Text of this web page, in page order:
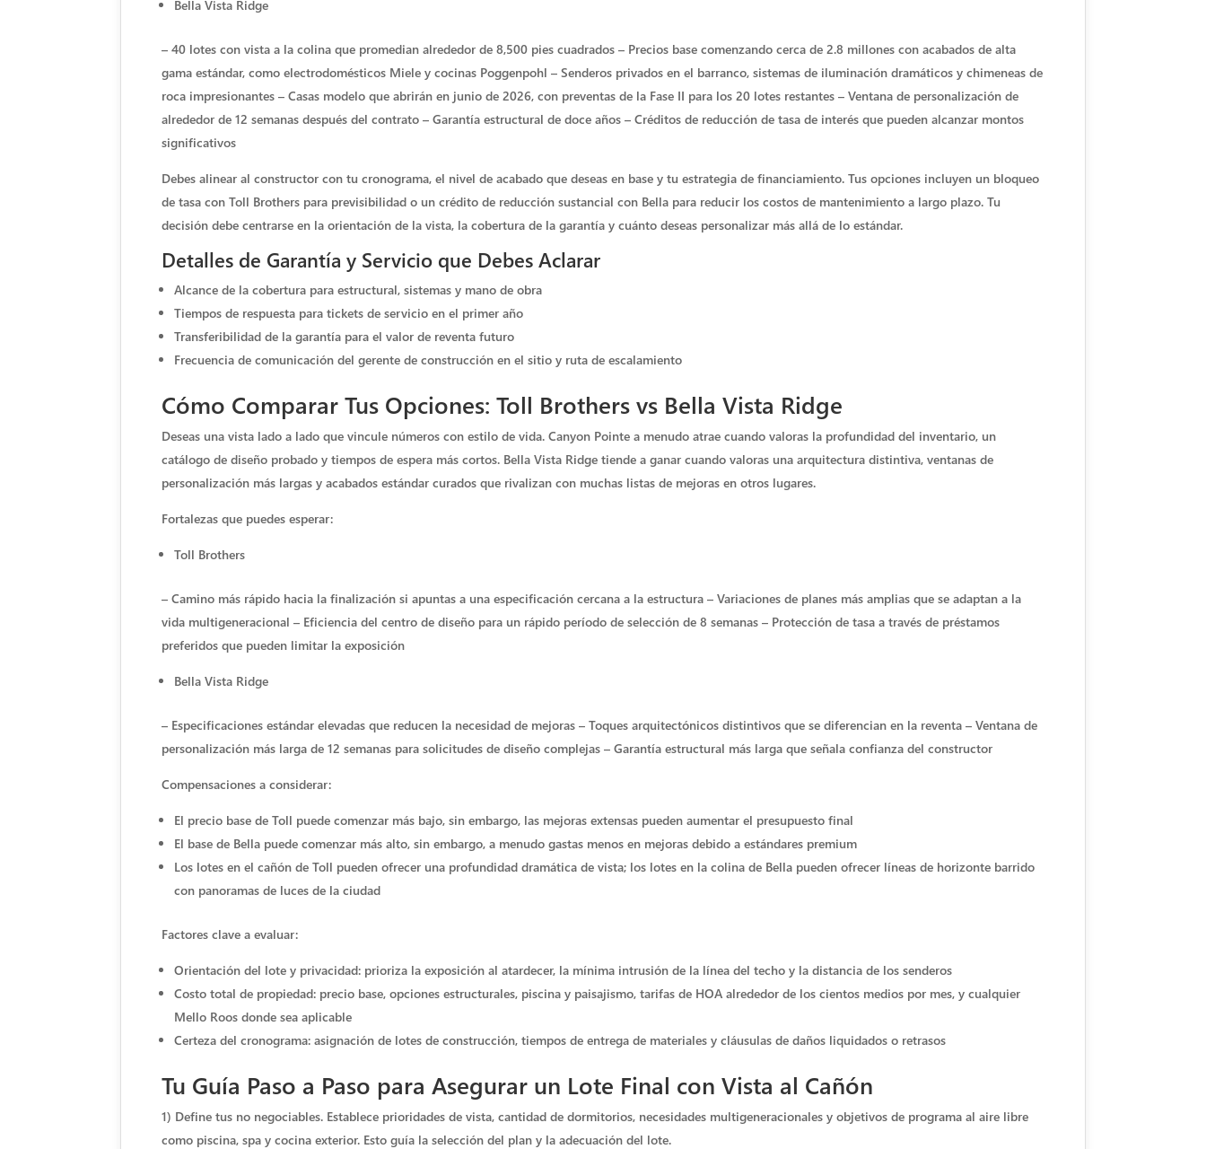
Bella Vista Ridge
– 40 lotes con vista a la colina que promedian alrededor de 8,500 pies cuadrados – Precios base comenzando cerca de 2.8 millones con acabados de alta
gama estándar, como electrodomésticos Miele y cocinas Poggenpohl – Senderos privados en el barranco, sistemas de iluminación dramáticos y chimeneas de
roca impresionantes – Casas modelo que abrirán en junio de 2026, con preventas de la Fase II para los 20 lotes restantes – Ventana de personalización de
alrededor de 12 semanas después del contrato – Garantía estructural de doce años – Créditos de reducción de tasa de interés que pueden alcanzar montos
significativos
Debes alinear al constructor con tu cronograma, el nivel de acabado que deseas en base y tu estrategia de financiamiento. Tus opciones incluyen un bloqueo
de tasa con Toll Brothers para previsibilidad o un crédito de reducción sustancial con Bella para reducir los costos de mantenimiento a largo plazo. Tu
decisión debe centrarse en la orientación de la vista, la cobertura de la garantía y cuánto deseas personalizar más allá de lo estándar.
Detalles de Garantía y Servicio que Debes Aclarar
Alcance de la cobertura para estructural, sistemas y mano de obra
Tiempos de respuesta para tickets de servicio en el primer año
Transferibilidad de la garantía para el valor de reventa futuro
Frecuencia de comunicación del gerente de construcción en el sitio y ruta de escalamiento
Cómo Comparar Tus Opciones: Toll Brothers vs Bella Vista Ridge
Deseas una vista lado a lado que vincule números con estilo de vida. Canyon Pointe a menudo atrae cuando valoras la profundidad del inventario, un
catálogo de diseño probado y tiempos de espera más cortos. Bella Vista Ridge tiende a ganar cuando valoras una arquitectura distintiva, ventanas de
personalización más largas y acabados estándar curados que rivalizan con muchas listas de mejoras en otros lugares.
Fortalezas que puedes esperar:
Toll Brothers
– Camino más rápido hacia la finalización si apuntas a una especificación cercana a la estructura – Variaciones de planes más amplias que se adaptan a la
vida multigeneracional – Eficiencia del centro de diseño para un rápido período de selección de 8 semanas – Protección de tasa a través de préstamos
preferidos que pueden limitar la exposición
Bella Vista Ridge
– Especificaciones estándar elevadas que reducen la necesidad de mejoras – Toques arquitectónicos distintivos que se diferencian en la reventa – Ventana de
personalización más larga de 12 semanas para solicitudes de diseño complejas – Garantía estructural más larga que señala confianza del constructor
Compensaciones a considerar:
El precio base de Toll puede comenzar más bajo, sin embargo, las mejoras extensas pueden aumentar el presupuesto final
El base de Bella puede comenzar más alto, sin embargo, a menudo gastas menos en mejoras debido a estándares premium
Los lotes en el cañón de Toll pueden ofrecer una profundidad dramática de vista; los lotes en la colina de Bella pueden ofrecer líneas de horizonte barrido
con panoramas de luces de la ciudad
Factores clave a evaluar:
Orientación del lote y privacidad: prioriza la exposición al atardecer, la mínima intrusión de la línea del techo y la distancia de los senderos
Costo total de propiedad: precio base, opciones estructurales, piscina y paisajismo, tarifas de HOA alrededor de los cientos medios por mes, y cualquier
Mello Roos donde sea aplicable
Certeza del cronograma: asignación de lotes de construcción, tiempos de entrega de materiales y cláusulas de daños liquidados o retrasos
Tu Guía Paso a Paso para Asegurar un Lote Final con Vista al Cañón
1) Define tus no negociables. Establece prioridades de vista, cantidad de dormitorios, necesidades multigeneracionales y objetivos de programa al aire libre
como piscina, spa y cocina exterior. Esto guía la selección del plan y la adecuación del lote.